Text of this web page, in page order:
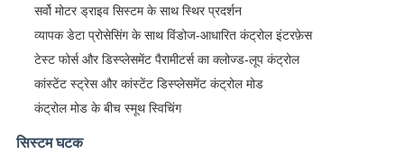
सर्वो मोटर ड्राइव सिस्टम के साथ स्थिर प्रदर्शन
व्यापक डेटा प्रोसेसिंग के साथ विंडोज-आधारित कंट्रोल इंटरफ़ेस
टेस्ट फोर्स और डिस्प्लेसमेंट पैरामीटर्स का क्लोज्ड-लूप कंट्रोल
कांस्टेंट स्ट्रेस और कांस्टेंट डिस्प्लेसमेंट कंट्रोल मोड
कंट्रोल मोड के बीच स्मूथ स्विचिंग
सिस्टम घटक